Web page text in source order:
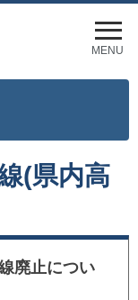
メ
ニ
ュ
ー
MENU
(県内高
廃止につい